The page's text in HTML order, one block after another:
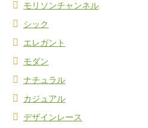
モリソンチャンネル
シック
エレガント
モダン
ナチュラル
カジュアル
デザインレース